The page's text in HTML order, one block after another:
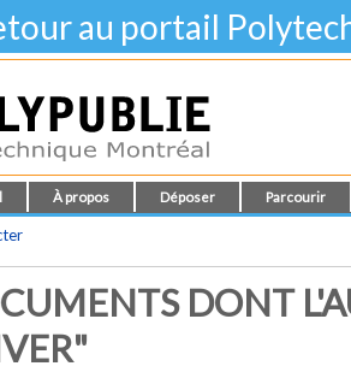
au portail
À propos Déposer Parcourir
DONT